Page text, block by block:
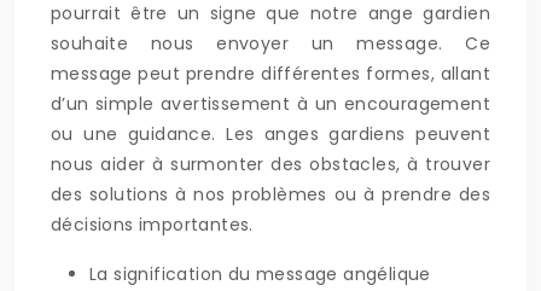
pourrait être un signe que notre ange gardien
souhaite nous envoyer un message. Ce
message peut prendre différentes formes, allant
d’un simple avertissement à un encouragement
ou une guidance. Les anges gardiens peuvent
nous aider à surmonter des obstacles, à trouver
des solutions à nos problèmes ou à prendre des
décisions importantes.
La signification du message angélique